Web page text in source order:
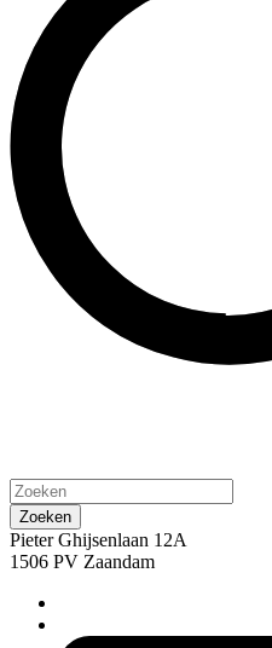
Pieter Ghijsenlaan 12A
1506 PV Zaandam